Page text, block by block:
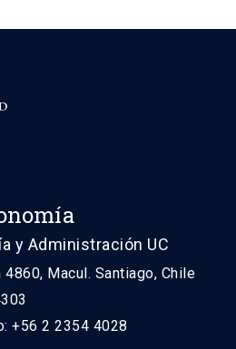
y Administración UC
4860, Macul. Santiago, Chile
+56 2 2354 4028